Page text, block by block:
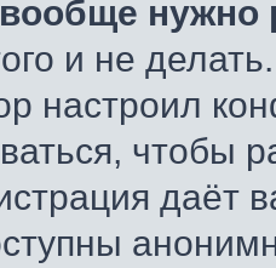
нужно
и не
настроил
чтобы
даёт